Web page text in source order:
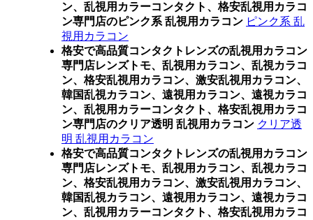
ン、乱視用カラーコンタクト、格安乱視用カラコ
ン専門店のピンク系 乱視用カラコン ピンク系 乱
視用カラコン
格安で高品質コンタクトレンズの乱視用カラコン
専門店レンズトモ、乱視用カラコン、乱視カラコ
ン、格安乱視用カラコン、激安乱視用カラコン、
韓国乱視カラコン、遠視用カラコン、遠視カラコ
ン、乱視用カラーコンタクト、格安乱視用カラコ
ン専門店のクリア透明 乱視用カラコン クリア透
明 乱視用カラコン
格安で高品質コンタクトレンズの乱視用カラコン
専門店レンズトモ、乱視用カラコン、乱視カラコ
ン、格安乱視用カラコン、激安乱視用カラコン、
韓国乱視カラコン、遠視用カラコン、遠視カラコ
ン、乱視用カラーコンタクト、格安乱視用カラコ